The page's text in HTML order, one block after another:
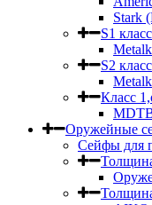
S1 класс
S2 класс
Класс
Оружейные
Сейфы для